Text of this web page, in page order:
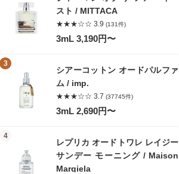
スト / MITTACA
★★★☆☆ 3.9 (131件)
3mL 3,190円〜
シアーコットン オードパルファ
ム / imp.
★★★☆☆ 3.7 (37745件)
3mL 2,690円〜
3
レプリカ オードトワレ レイジー
サンデー モーニング / Maison
Margiela
4